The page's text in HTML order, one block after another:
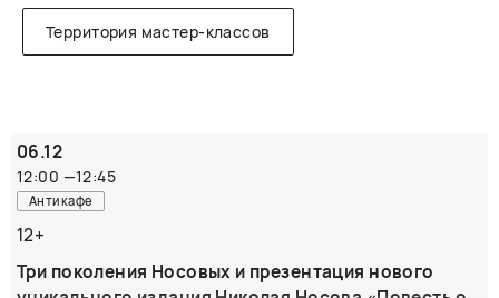
Территория мастер-классов
06.12
12:00 —12:45
Антикафе
12+
Три поколения Носовых и презентация нового